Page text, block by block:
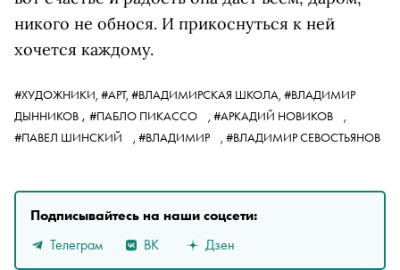
никого не обнося. И прикоснуться к ней
хочется каждому.
#ХУДОЖНИКИ, #АРТ, #ВЛАДИМИРСКАЯ ШКОЛА, #ВЛАДИМИР
ДЫННИКОВ , #ПАБЛО ПИКАССО , #АРКАДИЙ НОВИКОВ
,
#ПАВЕЛ ШИНСКИЙ
, #ВЛАДИМИР , #ВЛАДИМИР СЕВОСТЬЯНОВ
Подписывайтесь на наши соцсети:
Телеграм
ВК Дзен